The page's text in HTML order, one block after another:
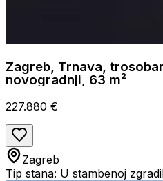
Zagreb, Trnava,
novogradnji, 63 m²
227.880 €
Zagreb
Tip stana: U stambenoj zgradi